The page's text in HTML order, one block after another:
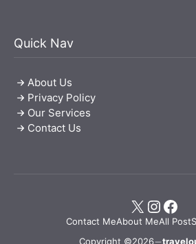
Quick Nav
About Us
Privacy Policy
Our Services
Contact Us
Copyright ©2026
Contact MeAbout MeAll Post
X